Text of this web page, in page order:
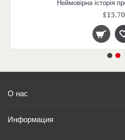
Неймовірна історія
£15.70
О нас
Информация